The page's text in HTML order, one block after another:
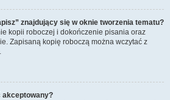
znajdujący się w oknie tworzenia tematu?
kopii roboczej i dokończenie pisania oraz
Zapisaną kopię roboczą można wczytać z
akceptowany?